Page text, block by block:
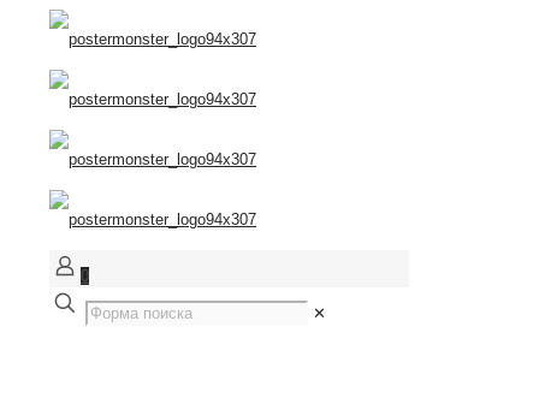
0
✕